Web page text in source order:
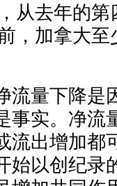
从去年的
，加拿大
流量下降是
事实。净流
流出增加都
始以创纪录